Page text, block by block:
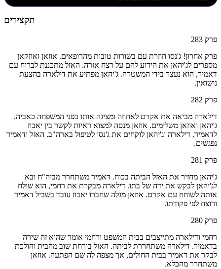
תקצירים
פרק 283
פרק אחרון! ג'נסו חוזרת עם בשורות טובות מהרופאים. אוזאן ואוזקאן
מספרים לג'יהאן את הידוע להם על רצח אזרה. האזל מתכננת לברוח עם
דאמיר, הוא נעצר בידי המשטרה. ג'יהאן מפתיע את דילארה בהצעת
נישואין.
פרק 282
דילארה מביאה את אקרם לאחוזה ומציגה אותו בפני המשפחה כאביה.
ג'יהאן ואוזאן משלימים. אוזאן מנסה למצוא ראיות לקשר בין יאבוז
לדאמיר. דילארה וג'יהאן לוקחים את ג'נסו לטיפול בארה"ב. האזל ודאמיר
נפגשים.
פרק 281
ג'יהאן מחזיר את האזל הביתה בכוח. דאמיר משתחרר מביה"ח ובא
לג'יהאן לבקש את ידה של בתו. דילארה מבקרת את רחמי, הוא שולח
אותה לשוחח עם אקרם. אוזאן מגלה שחברו יאבוז עובד בשביל דאמיר
ורוצח לפי פקודתו.
פרק 280
רחמי ודילארה מתייצבים בבית המשפט ורחמי אומר שהוא זה שירה
בדאמיר. דילארה משתחררת לביתה. האזל בורחת שוב מהבית והולכת
לבקר את דאמיר בבית החולים, אך מצפה לה שם הפתעה. אוזאן
משתחרר מהכלא.